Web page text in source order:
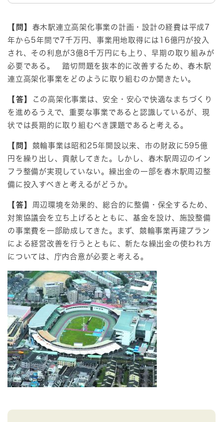
【問】 春木駅連立高架化事業の計画・設計の経費は平成7
年から5年間で7千万円、事業用地取得には16億円が投入
され、その利息が3億8千万円にも上り、早期の取り組みが
必要である。 踏切問題を抜本的に改善するため、春木駅
連立高架化事業をどのように取り組むのか聞きたい。
【答】
この高架化事業は、安全・安心で快適なまちづくり
を進めるうえで、重要な事業であると認識しているが、現
状では長期的に取り組むべき課題であると考える。
【問】 競輪事業は昭和25年開設以来、市の財政に595億
円を繰り出し、貢献してきた。しかし、春木駅周辺のイン
フラ整備が実現していない。繰出金の一部を春木駅周辺整
備に投入すべきと考えるがどうか。
【答】 周辺環境を効果的、総合的に整備・保全するため、
対策協議会を立ち上げるとともに、基金を設け、施設整備
の事業費を一部助成してきた。まず、競輪事業再建プラン
による経営改善を行うとともに、新たな繰出金の使われ方
については、庁内合意が必要と考える。